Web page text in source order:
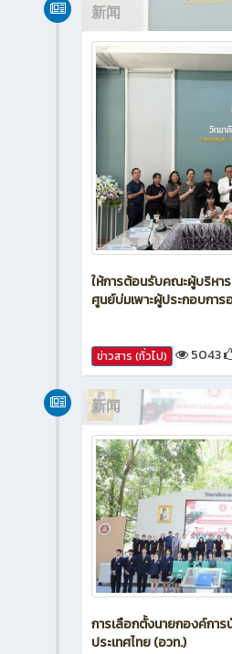
新闻
ให้การต้อนรับคณะผู้บริหา
ศูนย์บ่มเพาะผู้ประกอบกา
ข่าวสาร (ทั่วไป) 5043
新闻
การเลือกตั้งนายกองค์กา
ประเทศไทย (อวท.)